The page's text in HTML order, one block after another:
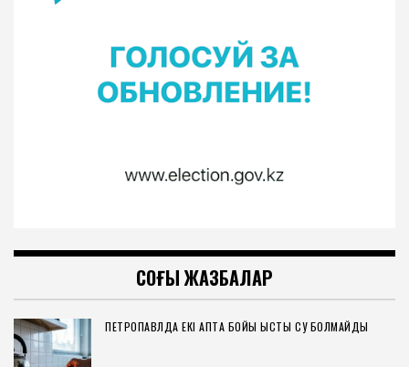
СОҢҒЫ ЖАЗБАЛАР
ПЕТРОПАВЛДА ЕКІ АПТА БОЙЫ ЫСТЫҚ СУ БОЛМАЙДЫ